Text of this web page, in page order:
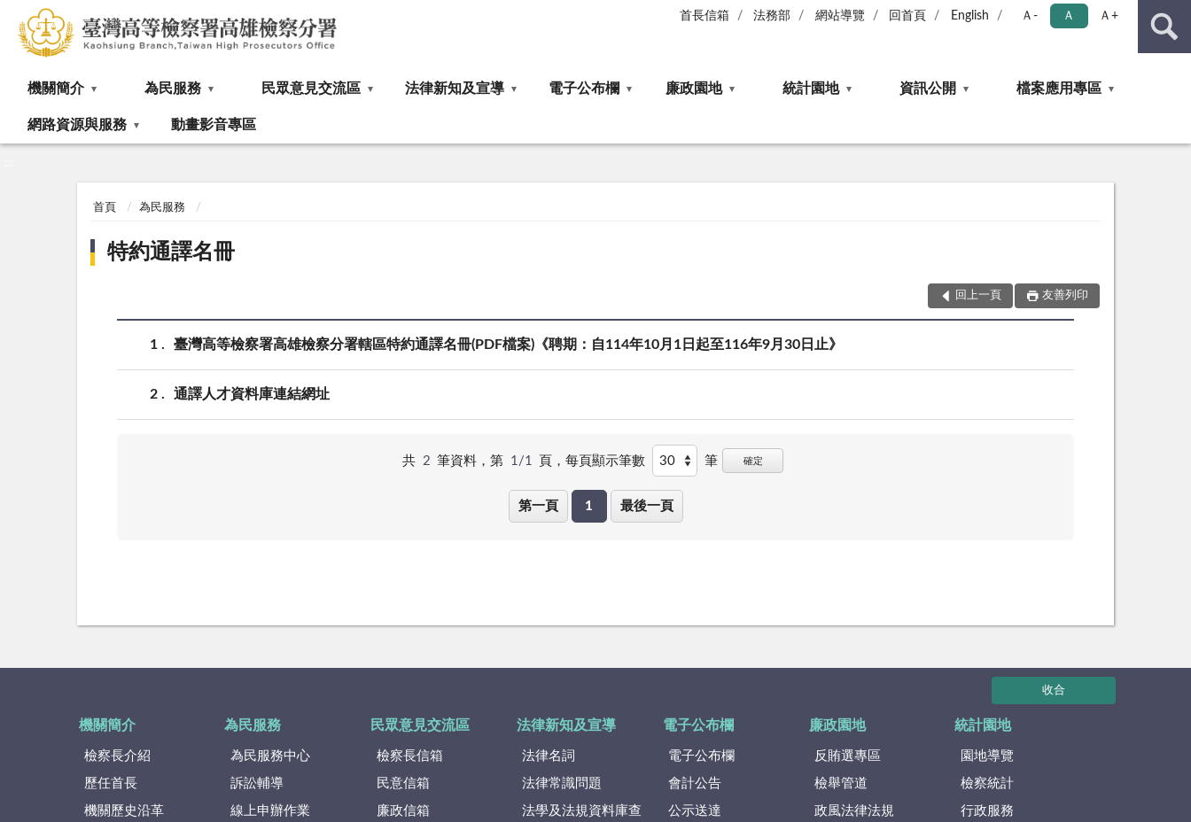
首長信箱 法務部 網站導覽 回首頁 English Ａ- Ａ Ａ+
機關簡介 為民服務 民眾意見交流區 法律新知及宣導 電子公布欄 廉政園地 統計園地 資訊公開 檔案應用專區
網路資源與服務 動畫影音專區
首頁 為民服務
特約通譯名冊
回上一頁 友善列印
1 臺灣高等檢察署高雄檢察分署轄區特約通譯名冊(PDF檔案)《聘期：自114年10月1日起至116年9月30日止》
2 通譯人才資料庫連結網址
共 2 筆資料，第 1/1 頁，每頁顯示筆數 筆 確定
第一頁 1 最後一頁
收合
機關簡介
檢察長介紹
歷任首長
機關歷史沿革
為民服務
為民服務中心
訴訟輔導
線上申辦作業
民眾意見交流區
檢察長信箱
民意信箱
廉政信箱
法律新知及宣導
法律名詞
法律常識問題
法學及法規資料庫查
電子公布欄
電子公布欄
會計公告
公示送達
廉政園地
反賄選專區
檢舉管道
政風法律法規
統計園地
園地導覽
檢察統計
行政服務